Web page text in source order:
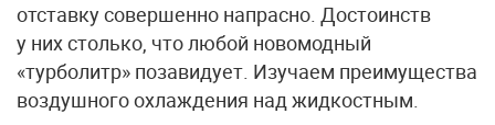
отставку совершенно напрасно. Достоинств
у них столько, что любой новомодный
«турболитр» позавидует. Изучаем преимущества
воздушного охлаждения над жидкостным.